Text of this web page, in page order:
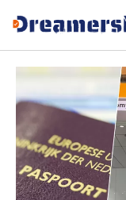
Overzicht van